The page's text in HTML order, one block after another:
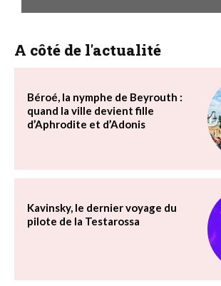
A côté de l'actualité
Béroé, la nymphe de Beyrouth :
quand la ville devient fille
d’Aphrodite et d’Adonis
Kavinsky, le dernier voyage du
pilote de la Testarossa